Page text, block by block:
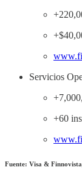
Servicios
+60
Fuente: Visa &